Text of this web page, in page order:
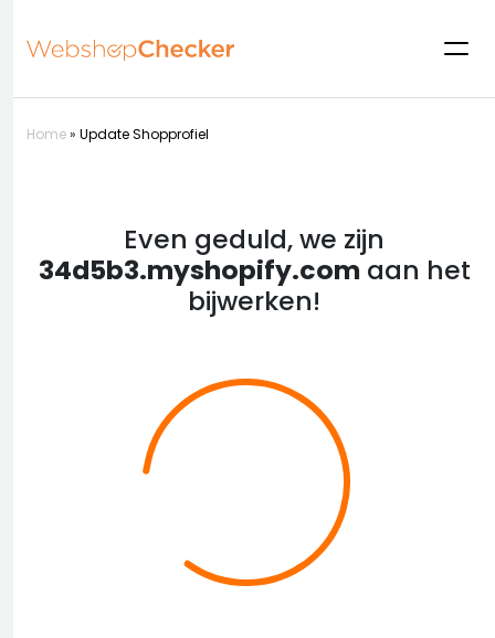
Home» Update Shopprofiel
Even geduld, we zijn
34d5b3.myshopify.com aan het
bijwerken!